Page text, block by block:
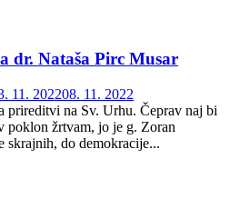
dr. Nataša Pirc Musar
11. 202208. 11. 2022
prireditvi na Sv. Urhu. Čeprav naj bi
poklon žrtvam, jo je g. Zoran
skrajnih, do demokracije...